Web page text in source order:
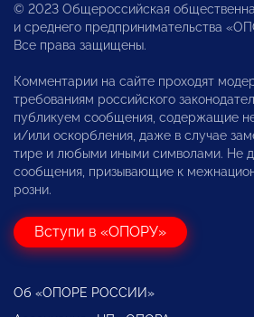
© 2023 Общероссийская
и среднего предпринимательства
Все права защищены.
Комментарии на сайте проходят
требованиям российского
публикуем сообщения, содержащие
и/или оскорбления, даже в случае
тире и любыми иными символами. Не
сообщения, призывающие к
розни.
Вступи в «ОПОРУ»
Об «ОПОРЕ РОССИИ»